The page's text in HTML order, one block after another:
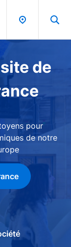
de
pour
de notre